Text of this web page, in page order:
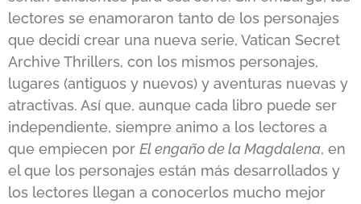
lectores se enamoraron tanto de los personajes
que decidí crear una nueva serie, Vatican Secret
Archive Thrillers, con los mismos personajes,
lugares (antiguos y nuevos) y aventuras nuevas y
atractivas. Así que, aunque cada libro puede ser
independiente, siempre animo a los lectores a
que empiecen por El engaño de la Magdalena, en
el que los personajes están más desarrollados y
los lectores llegan a conocerlos mucho mejor